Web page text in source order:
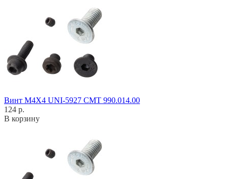
Винт M4X4 UNI-5927 CMT 990.014.00
124 р.
В корзину